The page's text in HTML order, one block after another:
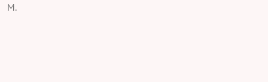
M.